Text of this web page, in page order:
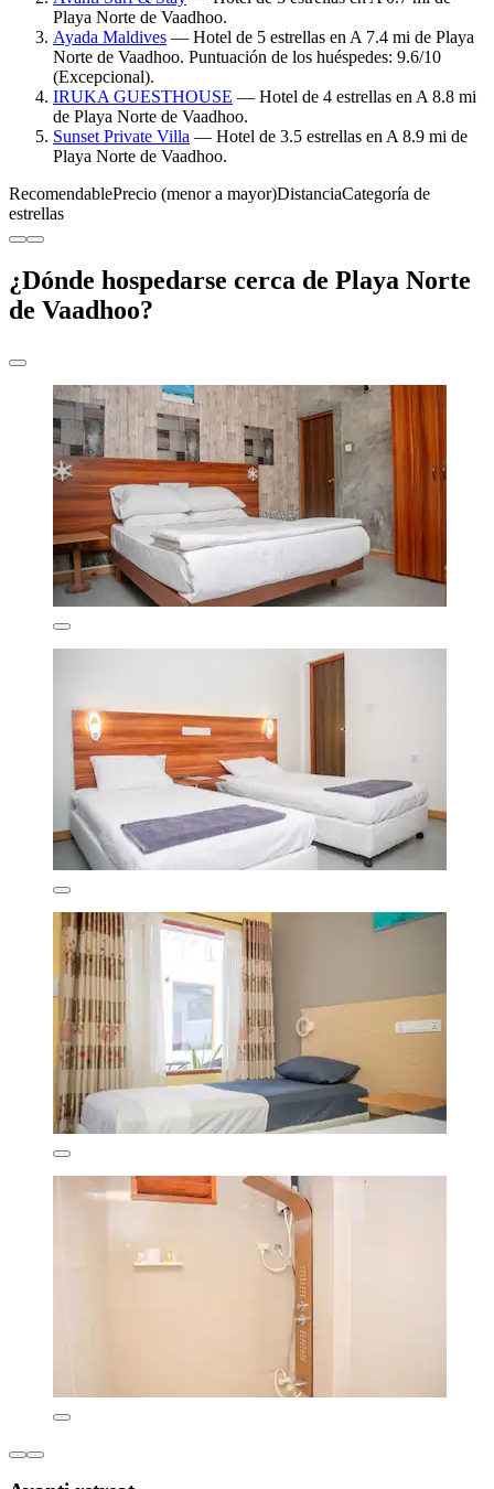
Playa Norte de Vaadhoo.
Ayada Maldives — Hotel de 5 estrellas en A 7.4 mi de Playa
Norte de Vaadhoo. Puntuación de los huéspedes: 9.6/10
(Excepcional).
IRUKA GUESTHOUSE — Hotel de 4 estrellas en A 8.8 mi
de Playa Norte de Vaadhoo.
Sunset Private Villa — Hotel de 3.5 estrellas en A 8.9 mi de
Playa Norte de Vaadhoo.
RecomendablePrecio (menor a mayor)DistanciaCategoría de
estrellas
¿Dónde hospedarse cerca de Playa Norte
de Vaadhoo?